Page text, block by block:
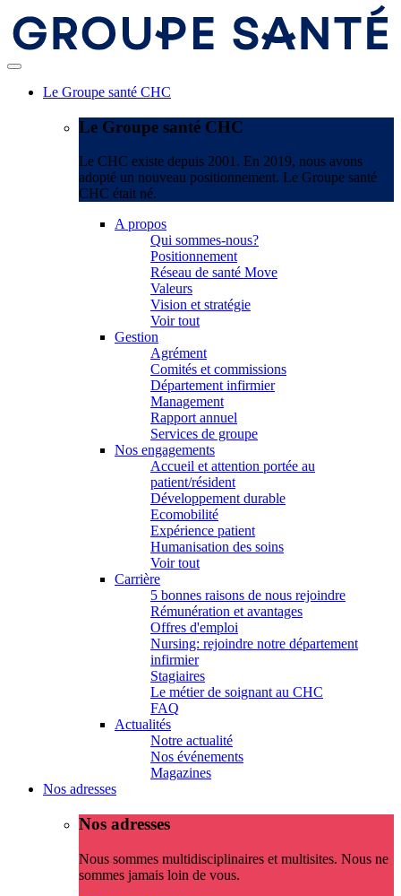
Le Groupe santé CHC
Le Groupe santé CHC
Le CHC existe depuis 2001. En 2019, nous avons
adopté un nouveau positionnement. Le Groupe santé
CHC était né.
A propos
Qui sommes-nous?
Positionnement
Réseau de santé Move
Valeurs
Vision et stratégie
Voir tout
Gestion
Agrément
Comités et commissions
Département infirmier
Management
Rapport annuel
Services de groupe
Nos engagements
Accueil et attention portée au
patient/résident
Développement durable
Ecomobilité
Expérience patient
Humanisation des soins
Voir tout
Carrière
5 bonnes raisons de nous rejoindre
Rémunération et avantages
Offres d'emploi
Nursing: rejoindre notre département
infirmier
Stagiaires
Le métier de soignant au CHC
FAQ
Actualités
Notre actualité
Nos événements
Magazines
Nos adresses
Nos adresses
Nous sommes multidisciplinaires et multisites. Nous ne
sommes jamais loin de vous.